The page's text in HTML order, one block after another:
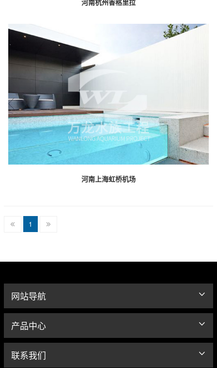
河南杭州香格里拉
河南上海虹桥机场
1
网站导航
产品中心
联系我们